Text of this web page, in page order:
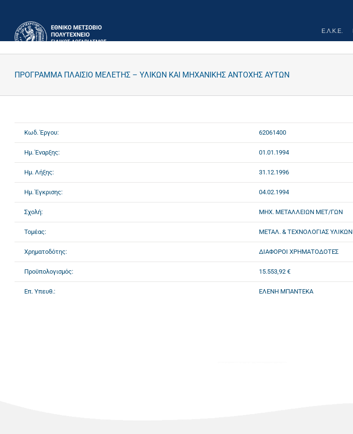
περιεχόμενο
Ε.Λ.Κ.Ε.
ΠΡΟΓΡΑΜΜΑ ΠΛΑΙΣΙΟ ΜΕΛΕΤΗΣ – ΥΛΙΚΩΝ ΚΑΙ ΜΗΧΑΝΙΚΗΣ ΑΝΤΟΧΗΣ ΑΥΤΩΝ
Κωδ. Έργου: 62061400
Ημ. Έναρξης: 01.01.1994
Ημ. Λήξης: 31.12.1996
Ημ. Έγκρισης: 04.02.1994
Σχολή: ΜΗΧ. ΜΕΤΑΛΛΕΙΩΝ ΜΕΤ/ΓΩΝ
Τομέας: ΜΕΤΑΛ. & ΤΕΧΝΟΛΟΓΙΑΣ ΥΛΙΚΩΝ
Χρηματοδότης: ΔΙΑΦΟΡΟΙ ΧΡΗΜΑΤΟΔΟΤΕΣ
Προϋπολογισμός: 15.553,92 €
Επ. Υπευθ.: ΕΛΕΝΗ ΜΠΑΝΤΕΚΑ